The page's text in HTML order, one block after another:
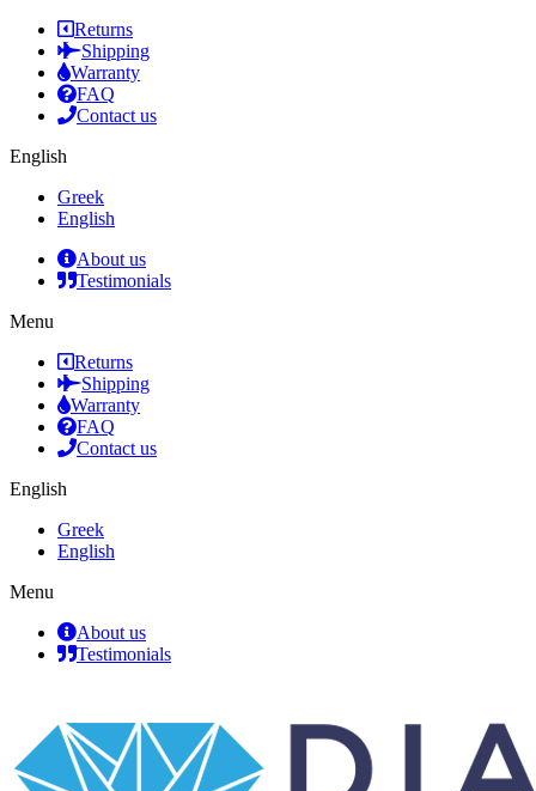
Returns
Shipping
Warranty
FAQ
Contact us
English
Greek
English
About us
Testimonials
Menu
Returns
Shipping
Warranty
FAQ
Contact us
English
Greek
English
Menu
About us
Testimonials